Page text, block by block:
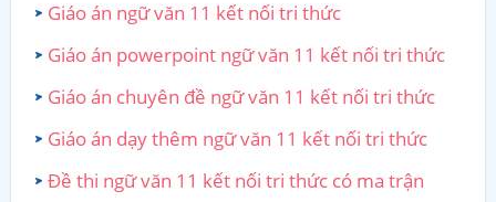
Giáo án ngữ văn 11 kết nối tri thức
Giáo án powerpoint ngữ văn 11 kết nối tri thức
Giáo án chuyên đề ngữ văn 11 kết nối tri thức
Giáo án dạy thêm ngữ văn 11 kết nối tri thức
Đề thi ngữ văn 11 kết nối tri thức có ma trận